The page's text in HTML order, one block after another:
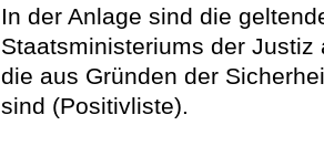
In der Anlage sind die
Staatsministeriums der
die aus Gründen der
sind (Positivliste).